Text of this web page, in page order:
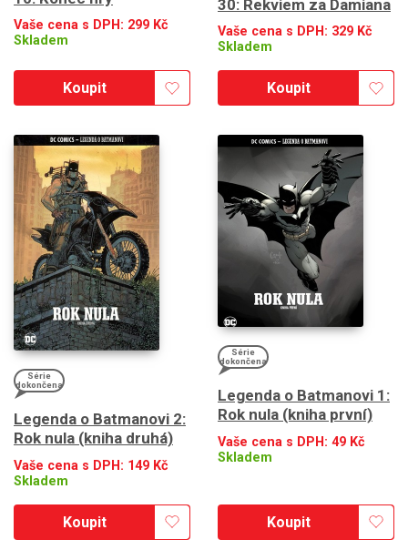
Vaše cena s DPH: 299 Kč
Skladem
Koupit
30: Rekviem za Damiana
Vaše cena s DPH: 329 Kč
Skladem
Koupit
Série
dokončena
Legenda o Batmanovi 2:
Rok nula (kniha druhá)
Vaše cena s DPH: 149 Kč
Skladem
Koupit
Série
dokončena
Legenda o Batmanovi 1:
Rok nula (kniha první)
Vaše cena s DPH: 49 Kč
Skladem
Koupit